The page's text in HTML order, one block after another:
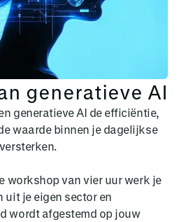
generatieve AI
generatieve AI de efficiëntie,
waarde binnen je dagelijkse
workshop van vier uur werk je
je eigen sector en
wordt afgestemd op jouw